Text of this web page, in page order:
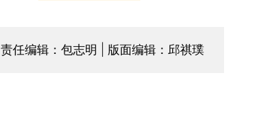
责任编辑：包志明 | 版面编辑：邱祺璞